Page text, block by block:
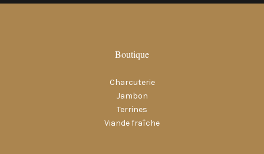
Boutique
Charcuterie
Jambon
Terrines
Viande fraîche